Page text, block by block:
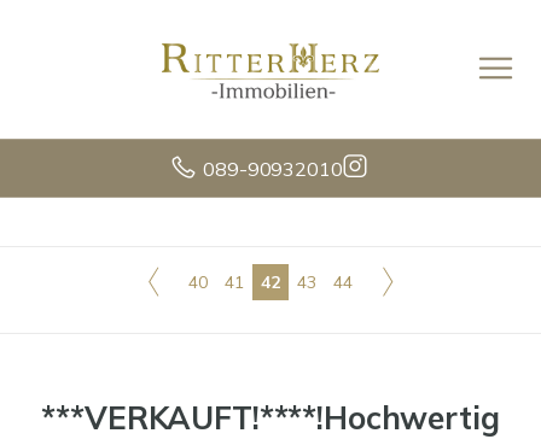
089-90932010
40 41 42 43 44
***VERKAUFT!****!Hochwertig